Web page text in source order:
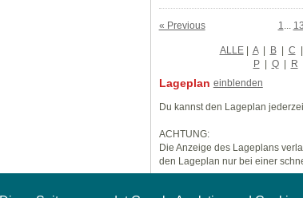
« Previous 1 13
ALLE| A | B | C |
P | Q | R
Lageplan einblenden
Du kannst den Lageplan
ACHTUNG:
Die Anzeige des Lageplans
den Lageplan nur bei einer